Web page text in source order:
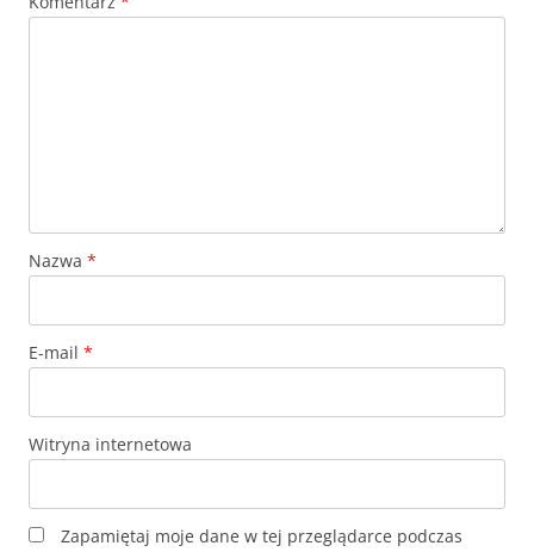
Nazwa *
E-mail *
Witryna internetowa
Zapamiętaj moje dane w tej przeglądarce podczas